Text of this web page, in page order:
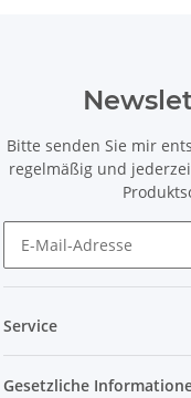
Bitte senden Sie mir
regelmäßig und
Service
Gesetzliche